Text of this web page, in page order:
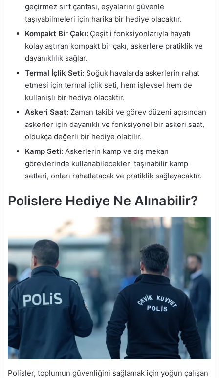
geçirmez sırt çantası, eşyalarını güvenle
taşıyabilmeleri için harika bir hediye olacaktır.
Kompakt Bir Çakı: Çeşitli fonksiyonlarıyla hayatı
kolaylaştıran kompakt bir çakı, askerlere pratiklik ve
dayanıklılık sağlar.
Termal İçlik Seti: Soğuk havalarda askerlerin rahat
etmesi için termal içlik seti, hem işlevsel hem de
kullanışlı bir hediye olacaktır.
Askeri Saat: Zaman takibi ve görev düzeni açısından
askerler için dayanıklı ve fonksiyonel bir askeri saat,
oldukça değerli bir hediye olabilir.
Kamp Seti: Askerlerin kamp ve dış mekan
görevlerinde kullanabilecekleri taşınabilir kamp
setleri, onları rahatlatacak ve pratiklik sağlayacaktır.
Polislere Hediye Ne Alınabilir?
Polisler, toplumun güvenliğini sağlamak için yoğun çalışan